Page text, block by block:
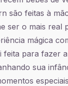
são feitas à
ser o mais real
mágica
feita para fazer
sua